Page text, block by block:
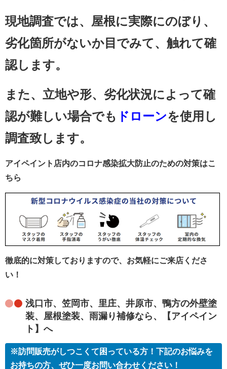
現地調査では、屋根に実際にのぼり、
劣化箇所がないか目でみて、触れて確
認します。
また、立地や形、劣化状況によって確
認が難しい場合でも ドローンを使用し
調査致します。
アイペイント店内のコロナ感染拡大防止のための対策はこ
ちら
徹底的に対策しておりますので、お気軽にご来店くださ
い！
浅口市、笠岡市、里庄、井原市、鴨方の外壁塗
装、屋根塗装、雨漏り補修なら、【アイペイン
ト】へ
※訪問販売がしつこくて困っている方！下記のお悩みを
お持ちの方、ぜひ一度お問い合わせください！